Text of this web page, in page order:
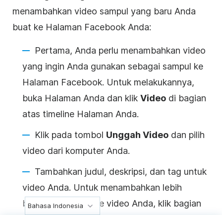
menambahkan video sampul yang baru Anda
buat ke Halaman Facebook Anda:
Pertama, Anda perlu menambahkan video
yang ingin Anda gunakan sebagai sampul ke
Halaman Facebook. Untuk melakukannya,
buka Halaman Anda dan klik Video di bagian
atas timeline Halaman Anda.
Klik pada tombol Unggah Video dan pilih
video dari komputer Anda.
Tambahkan judul, deskripsi, dan tag untuk
video Anda. Untuk menambahkan lebih
banyak informasi ke video Anda, klik bagian
Bahasa Indonesia